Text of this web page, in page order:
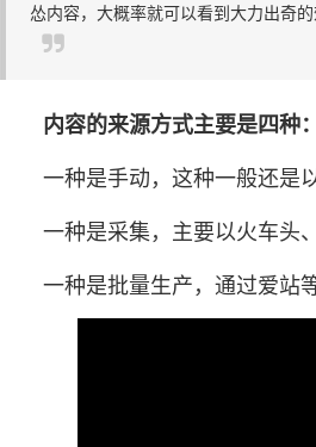
怂内容，大概率就可以看到大力出奇的
内容的来源方式主要是四种：
一种是手动，这种一般还是
一种是采集，主要以火车头、
一种是批量生产，通过爱站